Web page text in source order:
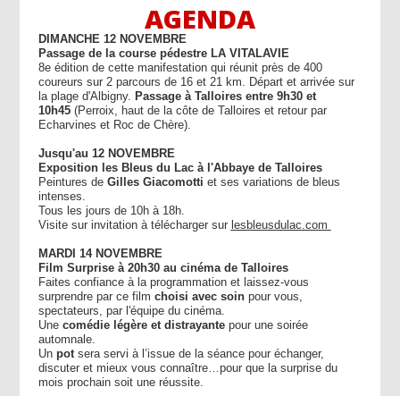
AGENDA
DIMANCHE 12 NOVEMBRE
Passage de la course pédestre LA VITALAVIE
8e édition de cette manifestation qui réunit près de 400
coureurs sur 2 parcours de 16 et 21 km. Départ et arrivée sur
la plage d'Albigny. Passage à Talloires entre 9h30 et
10h45(Perroix, haut de la côte de Talloires et retour par
Echarvines et Roc de Chère).
Jusqu'au 12 NOVEMBRE
Exposition les Bleus du Lac à l'Abbaye de Talloires
Peintures de Gilles Giacomotti et ses variations de bleus
intenses.
Tous les jours de 10h à 18h.
Visite sur invitation à télécharger sur lesbleusdulac.com
MARDI 14 NOVEMBRE
Film Surprise à 20h30 au cinéma de Talloires
Faites confiance à la programmation et laissez-vous
surprendre par ce film choisi avec soinpour vous,
spectateurs, par l'équipe du cinéma.
Une comédie légère et distrayantepour une soirée
automnale.
Un pot sera servi à l’issue de la séance pour échanger,
discuter et mieux vous connaître…pour que la surprise du
mois prochain soit une réussite.